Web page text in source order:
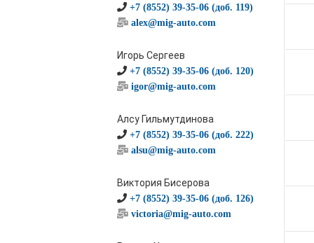
+7 (8552) 39-35-06 (доб. 119)
alex@mig-auto.com
Игорь Сергеев
+7 (8552) 39-35-06 (доб. 120)
igor@mig-auto.com
Алсу Гильмутдинова
+7 (8552) 39-35-06 (доб. 222)
alsu@mig-auto.com
Виктория Бисерова
+7 (8552) 39-35-06 (доб. 126)
victoria@mig-auto.com